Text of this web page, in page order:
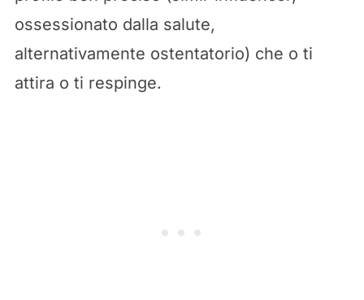
ossessionato dalla salute,
alternativamente ostentatorio) che o ti
attira o ti respinge.